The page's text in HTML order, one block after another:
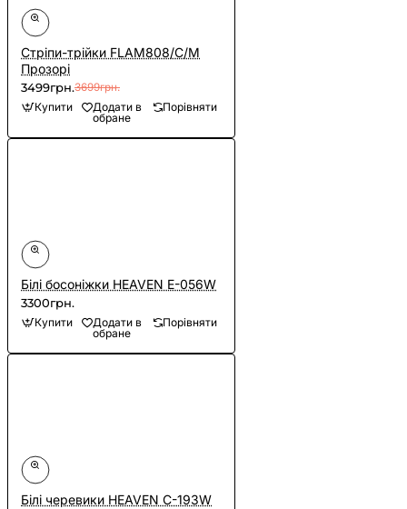
Cтріпи-трійки FLAM808/C/M
Прозорі
3499грн.3699грн.
Купити
Додати в
обране
Порівняти
Білі босоніжки HEAVEN E-056W
3300грн.
Купити
Додати в
обране
Порівняти
Білі черевики HEAVEN C-193W